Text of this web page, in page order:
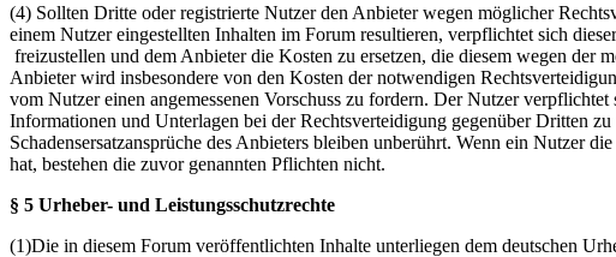
(4) Sollten Dritte oder registrierte Nutzer den Anbieter wegen möglicher
einem Nutzer eingestellten Inhalten im Forum resultieren, verpflichtet sich
freizustellen und dem Anbieter die Kosten zu ersetzen, die diesem wegen der
Anbieter wird insbesondere von den Kosten der notwendigen
vom Nutzer einen angemessenen Vorschuss zu fordern. Der Nutzer
Informationen und Unterlagen bei der Rechtsverteidigung gegenüber Dritten
Schadensersatzansprüche des Anbieters bleiben unberührt. Wenn ein Nutzer
hat, bestehen die zuvor genannten Pflichten nicht.
§ 5 Urheber- und Leistungsschutzrechte
(1)Die in diesem Forum veröffentlichten Inhalte unterliegen dem deutschen